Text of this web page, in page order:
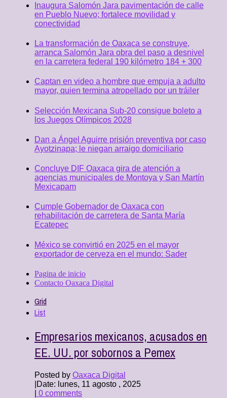
Inaugura Salomón Jara pavimentación de calle
en Pueblo Nuevo; fortalece movilidad y
conectividad
La transformación de Oaxaca se construye,
arranca Salomón Jara obra del paso a desnivel
en la carretera federal 190 kilómetro 184 + 300
Captan en video a hombre que empuja a adulto
mayor, quien termina atropellado por un tráiler
Selección Mexicana Sub-20 consigue boleto a
los Juegos Olímpicos 2028
Dan a Ángel Aguirre prisión preventiva por caso
Ayotzinapa; le niegan arraigo domiciliario
Concluye DIF Oaxaca gira de atención a
agencias municipales de Montoya y San Martín
Mexicapam
Cumple Gobernador de Oaxaca con
rehabilitación de carretera de Santa María
Ecatepec
México se convirtió en 2025 en el mayor
exportador de cerveza en el mundo: Sader
Pagina de inicio
Contacto Oaxaca Digital
Grid
List
Empresarios mexicanos, acusados en
EE. UU. por sobornos a Pemex
Posted by Oaxaca Digital
Date: lunes, 11 agosto , 2025
0 comments